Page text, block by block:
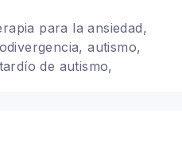
para la ansiedad,
autismo,
de autismo,